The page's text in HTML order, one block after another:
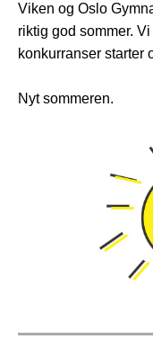
Viken og Oslo
riktig god sommer.
konkurranser starter
Nyt sommeren.